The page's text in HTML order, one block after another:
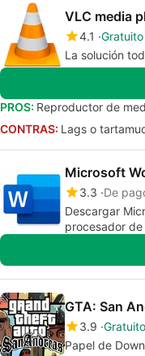
VLC media
4.1 Gratuito
La solución
PROS: Reproductor de
CONTRAS: Lags o
Microsoft
3.3 De
Descargar
procesador
GTA: San
3.9 Gratuito
Papel de